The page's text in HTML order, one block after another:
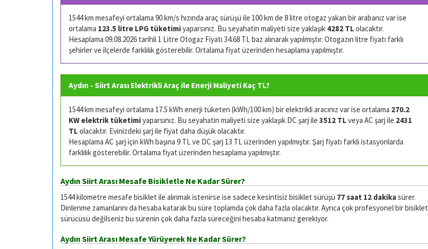
1544 km mesafeyi ortalama 90 km/s hızında araç sürüşü ile 100 km de 8 litre otogaz yakan bir arabanız var ise
ortalama 123.5 litre LPG tüketimiyaparsınız. Bu seyahatin maliyeti size yaklaşık 4282 TL olacaktır.
Hesaplama 09.08.2026 tarihli 1 Litre Otogaz Fiyatı 34.68 TL baz alınarak yapılmıştır. Otogazın litre fiyatı farklı
şehirler ve ilçelerde farklılık gösterebilir. Ortalama fiyat üzerinden hesaplama yapılmıştır.
Aydın - Siirt Arası Elektrikli Araç ile Enerji Maliyeti Kaç TL?
1544 km mesafeyi ortalama 17.5 kWh enerji tüketen (kWh/100 km) bir elektrikli aracınız var ise ortalama 270.2
KW elektrik tüketimiyaparsınız. Bu seyahatin maliyeti size yaklaşık DC şarj ile 3512 TL veya AC şarj ile 2431
TL olacaktır. Evinizdeki şarj ile fiyat daha düşük olacaktır.
Hesaplama AC şarj için kWh başına 9 TL ve DC şarj 13 TL üzerinden yapılmıştır. Şarj fiyatı farklı istasyonlarda
farklılık gösterebilir. Ortalama fiyat üzerinden hesaplama yapılmıştır.
Aydın Siirt Arası Mesafe Bisikletle Ne Kadar Sürer?
1544 kilometre mesafe bisiklet ile alınmak istenirse ise sadece kesintisiz bisiklet sürüşü 77 saat 12 dakikasürer.
Dinlenme zamanlarını da hesaba katarak bu süre toplamda çok daha fazla olacaktır. Ayrıca çok profesyonel bir bisiklet
sürücüsü değilseniz bu sürenin çok daha fazla süreceğini hesaba katmanız gerekiyor.
Aydın Siirt Arası Mesafe Yürüyerek Ne Kadar Sürer?